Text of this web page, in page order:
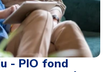
- PIO fond